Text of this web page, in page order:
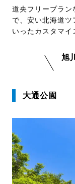
道央フリープラン
で、安い北海道
いったカスタマイ
旭
大通公園